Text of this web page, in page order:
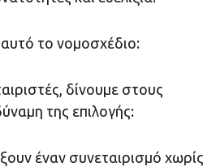
το νομοσχέδιο:
δίνουμε στους
της επιλογής:
έναν συνεταιρισμό χωρίς